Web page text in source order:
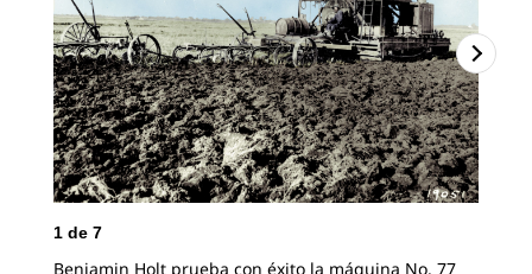
1 de 7
Benjamin Holt prueba con éxito la máquina No. 77